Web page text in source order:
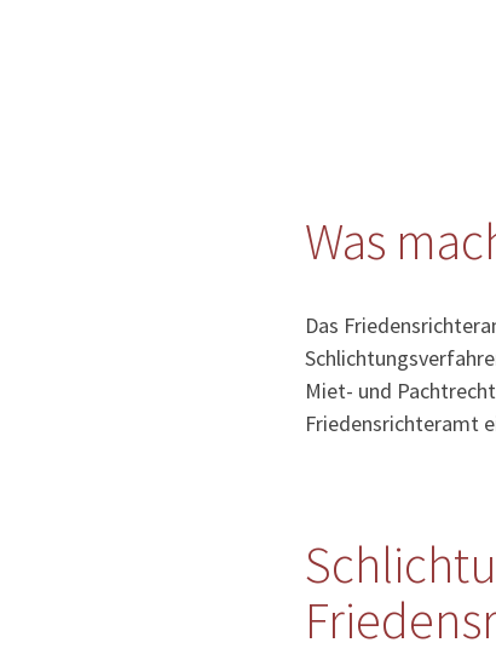
Was
Das
Miet- und
Friedensrichteramt